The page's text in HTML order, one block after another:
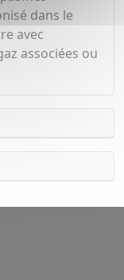
dans le
avec
associées ou